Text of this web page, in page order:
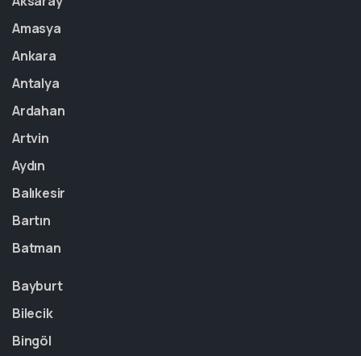
Amasya
Ankara
Antalya
Ardahan
Artvin
Aydın
Balıkesir
Bartın
Batman
Bayburt
Bilecik
Bingöl